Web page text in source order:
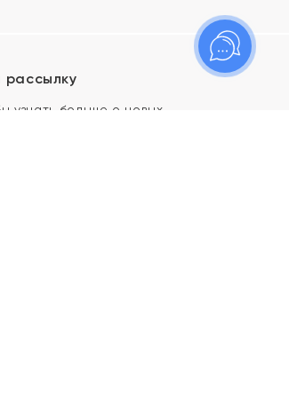
узнать больше о новых